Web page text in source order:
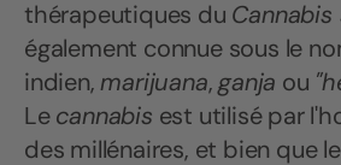
thérapeutiques du Cannabis
également connue sous le
indien,marijuana,ganja ou
Lecannabis est utilisé par
des millénaires, et bien que